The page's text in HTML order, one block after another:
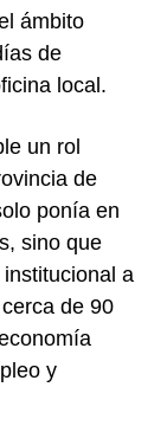
ámbito
de
local.
un rol
de
ponía en
sino que
a
de 90
y